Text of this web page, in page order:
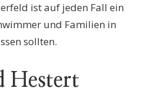
ist auf jeden Fall ein
und Familien in
sollten.
Hestert